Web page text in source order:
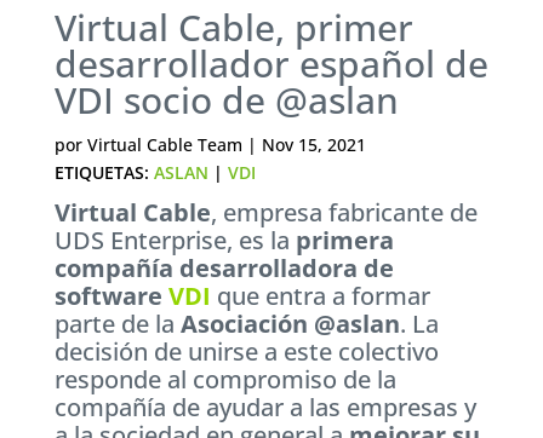
Virtual Cable, primer
desarrollador español de
VDI socio de @aslan
por Virtual Cable Team | Nov 15, 2021
ETIQUETAS: ASLAN | VDI
Virtual Cable, empresa fabricante de
UDS Enterprise, es la primera
compañía desarrolladora de
software VDI que entra a formar
parte de la Asociación @aslan. La
decisión de unirse a este colectivo
responde al compromiso de la
compañía de ayudar a las empresas y